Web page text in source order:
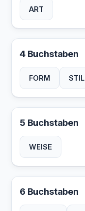
ART
4 Buchstaben
FORM STIL
5 Buchstaben
WEISE
6 Buchstaben